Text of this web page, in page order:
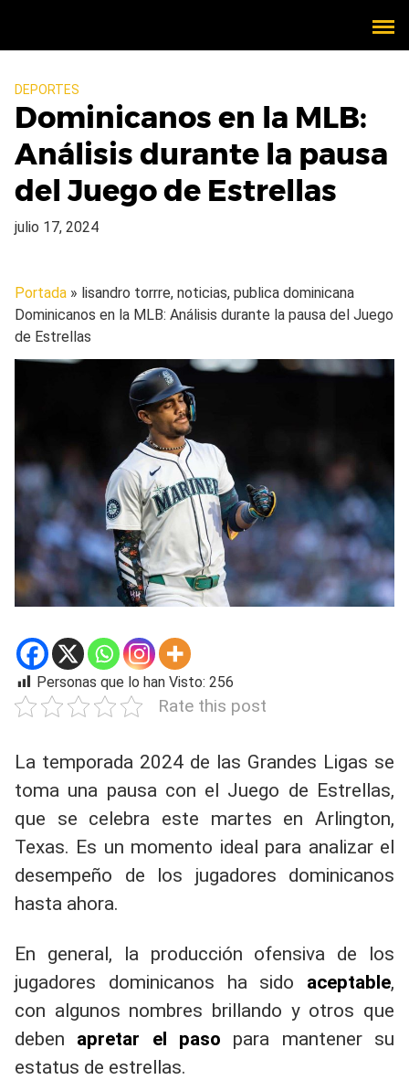
DEPORTES
Dominicanos en la MLB:
Análisis durante la pausa
del Juego de Estrellas
julio 17, 2024
Portada » lisandro torrre, noticias, publica dominicana
Dominicanos en la MLB: Análisis durante la pausa del Juego
de Estrellas
Personas que lo han Visto: 256
Rate this post
La temporada 2024 de las Grandes Ligas se
toma una pausa con el Juego de Estrellas,
que se celebra este martes en Arlington,
Texas. Es un momento ideal para analizar el
desempeño de los jugadores dominicanos
hasta ahora.
En general, la producción ofensiva de los
jugadores dominicanos ha sido aceptable,
con algunos nombres brillando y otros que
deben apretar el paso para mantener su
estatus de estrellas.